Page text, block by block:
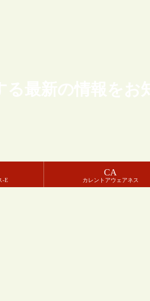
る最新の情報を
-E
CA
カレントアウェアネス